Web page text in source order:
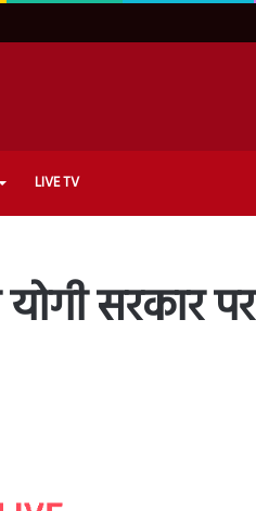
LIVE TV
सरकार पर